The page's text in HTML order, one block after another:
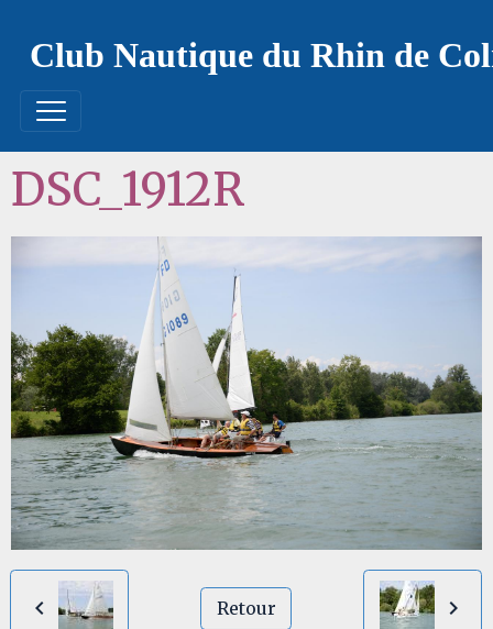
Club Nautique du Rhin de
DSC_1912R
Retour